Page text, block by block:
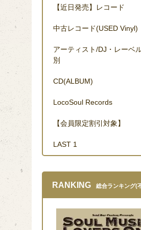
【近日発売】レコード
中古レコード(USED Vinyl)
アーティスト/DJ・レーベ
別
CD(ALBUM)
LocoSoul Records
【会員限定割引対象】
LAST 1
RANKING 総合ランキング(